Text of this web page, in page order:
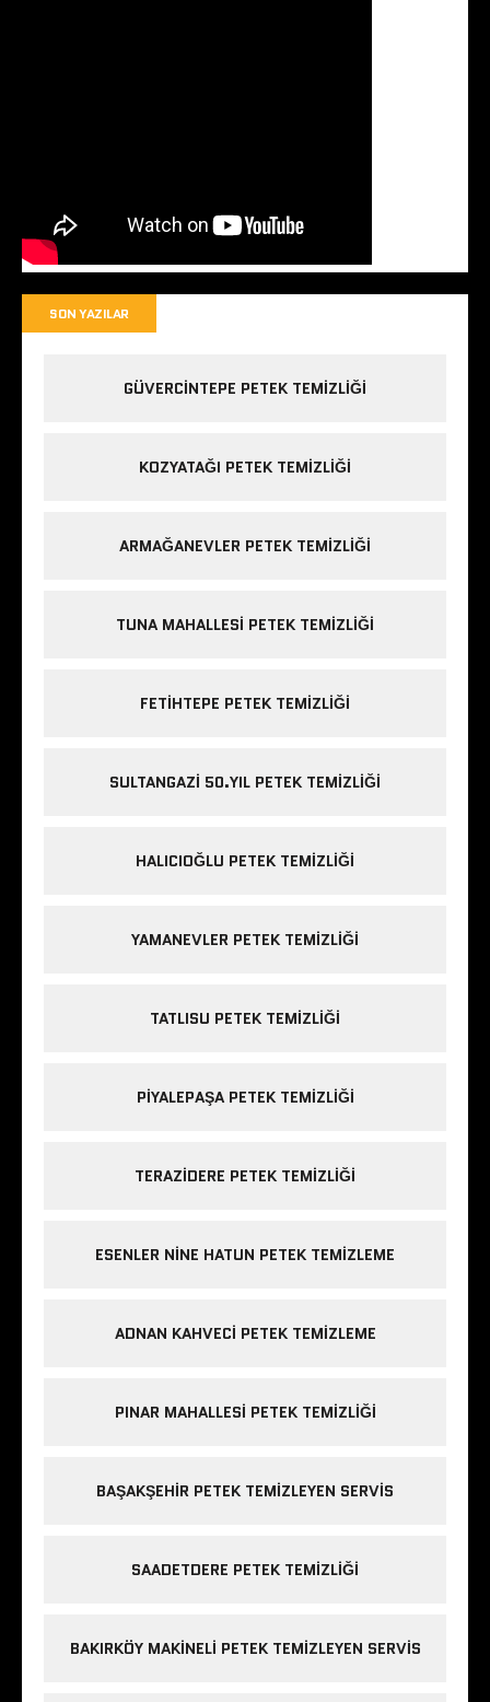
SON YAZILAR
GÜVERCINTEPE PETEK TEMIZLIĞI
KOZYATAĞI PETEK TEMIZLIĞI
ARMAĞANEVLER PETEK TEMIZLIĞI
TUNA MAHALLESI PETEK TEMIZLIĞI
FETIHTEPE PETEK TEMIZLIĞI
SULTANGAZI 50.YIL PETEK TEMIZLIĞI
HALICIOĞLU PETEK TEMIZLIĞI
YAMANEVLER PETEK TEMIZLIĞI
TATLISU PETEK TEMIZLIĞI
PIYALEPAŞA PETEK TEMIZLIĞI
TERAZIDERE PETEK TEMIZLIĞI
ESENLER NINE HATUN PETEK TEMIZLEME
ADNAN KAHVECI PETEK TEMIZLEME
PINAR MAHALLESI PETEK TEMIZLIĞI
BAŞAKŞEHIR PETEK TEMIZLEYEN SERVIS
SAADETDERE PETEK TEMIZLIĞI
BAKIRKÖY MAKINELI PETEK TEMIZLEYEN SERVIS